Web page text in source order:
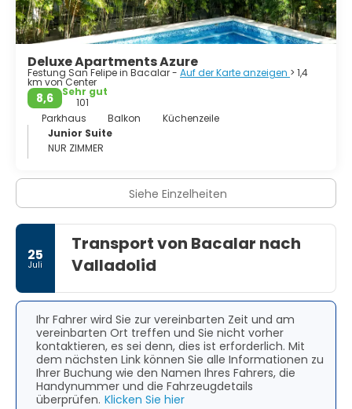
Deluxe Apartments Azure
Festung San Felipe in Bacalar - Auf der Karte anzeigen > 1,4
km von Center
8,6
Sehr gut
101
Parkhaus
Balkon
Küchenzeile
Junior Suite
NUR ZIMMER
Siehe Einzelheiten
25
Juli
Transport von Bacalar nach
Valladolid
Ihr Fahrer wird Sie zur vereinbarten Zeit und am
vereinbarten Ort treffen und Sie nicht vorher
kontaktieren, es sei denn, dies ist erforderlich. Mit
dem nächsten Link können Sie alle Informationen zu
Ihrer Buchung wie den Namen Ihres Fahrers, die
Handynummer und die Fahrzeugdetails
überprüfen. Klicken Sie hier